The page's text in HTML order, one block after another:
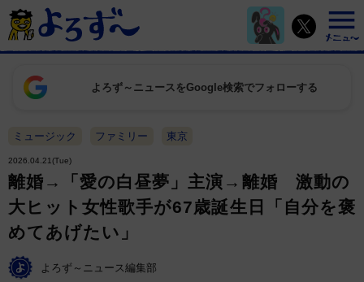
よろず～ニュースをGoogle検索でフォローする
ミュージック ファミリー 東京
2026.04.21(Tue)
離婚→「愛の白昼夢」主演→離婚 激動の
大ヒット女性歌手が67歳誕生日「自分を褒
めてあげたい」
よろず～ニュース編集部